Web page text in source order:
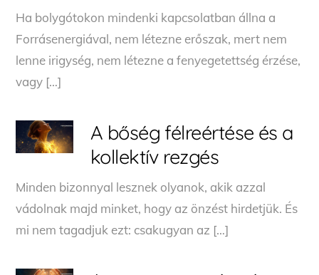
Ha bolygótokon mindenki kapcsolatban állna a
Forrásenergiával, nem létezne erőszak, mert nem
lenne irigység, nem létezne a fenyegetettség érzése,
vagy […]
A bőség félreértése és a
kollektív rezgés
Minden bizonnyal lesznek olyanok, akik azzal
vádolnak majd minket, hogy az önzést hirdetjük. És
mi nem tagadjuk ezt: csakugyan az […]